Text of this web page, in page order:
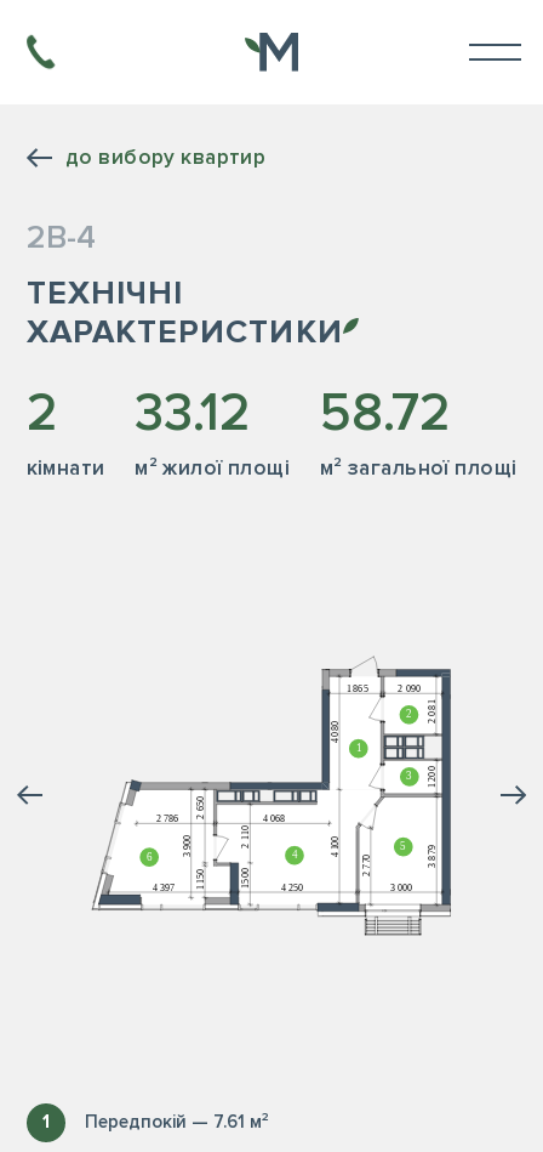
до вибору квартир
2В-4
ТЕХНІЧНІ
ХАРАКТЕРИСТИКИ
2
кiмнати
33.12
м² жилої площі
58.72
м² загальної площі
1 Передпокій — 7.61 м²